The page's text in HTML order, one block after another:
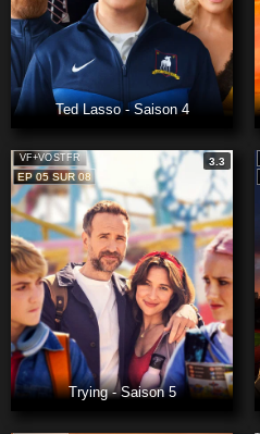
Ted Lasso - Saison 4
VF+VOSTFR
3.3
EP 05 SUR 08
Trying - Saison 5